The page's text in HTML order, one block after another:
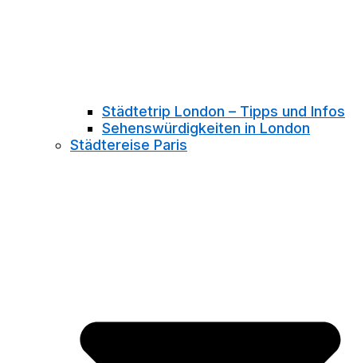
Städtetrip London – Tipps und Infos
Sehenswürdigkeiten in London
Städtereise Paris